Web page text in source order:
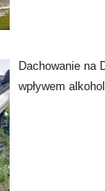
Dachowanie na
wpływem